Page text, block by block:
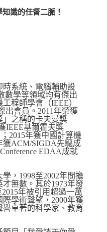
識的任督二脈！
系統、電腦輔助設
數學等領域均有傑出
程師學會（IEEE）
出會員。2011年榮獲
」之稱的卡夫曼獎
IEEE基爾霍夫獎
；2015年獲中國計算機
獲ACM/SIGDA先驅成
EDAA成就
，1998至2002年間擔
無數。其於1973年發
年被引用超過一萬
學術聲望，2000年獲
卓著的科學家、教育